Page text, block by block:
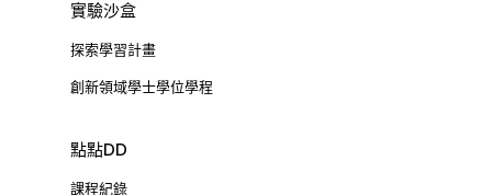
實驗沙盒
探索學習計畫
創新領域學士學位學程
點點DD
課程紀錄